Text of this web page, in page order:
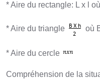
* Aire du rectangle: L x l
* Aire du triangle où
* Aire du cercle
Compréhension de la